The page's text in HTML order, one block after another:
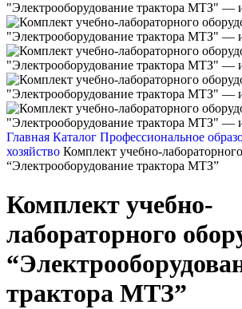
Главная Каталог Профессиональное
хозяйство Комплект учебно-
“Электрооборудование трактора МТЗ”
Комплект учебно-
лабораторного
трактора МТЗ”